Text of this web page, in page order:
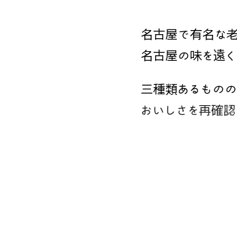
名古屋で有名な
名古屋の味を遠
三種類あるもの
おいしさを再確